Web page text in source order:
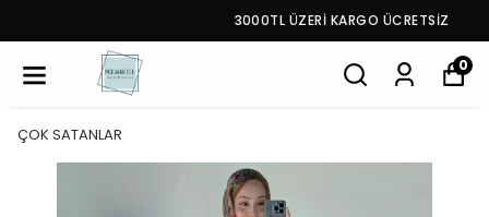
3000TL ÜZERİ KARGO ÜCRETSİZ
0
ÇOK SATANLAR